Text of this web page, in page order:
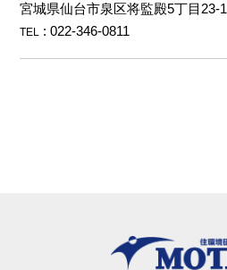
宮城県仙台市泉区将監殿5丁目23-1
TEL : 022-346-0811